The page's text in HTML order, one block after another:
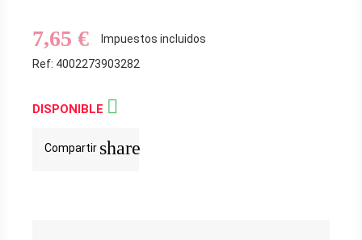
7,65 €
Impuestos incluidos
Ref: 4002273903282
DISPONIBLE 
Compartir share